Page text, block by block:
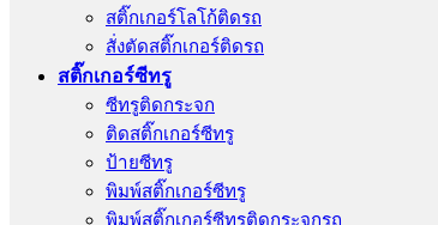
สติ๊กเกอร์โลโก้ติดรถ
สั่งตัดสติ๊กเกอร์ติดรถ
สติ๊กเกอร์ซีทรู
ซีทรูติดกระจก
ติดสติ๊กเกอร์ซีทรู
ป้ายซีทรู
พิมพ์สติ๊กเกอร์ซีทรู
พิมพ์สติ๊กเกอร์ซีทรูติดกระจกรถ